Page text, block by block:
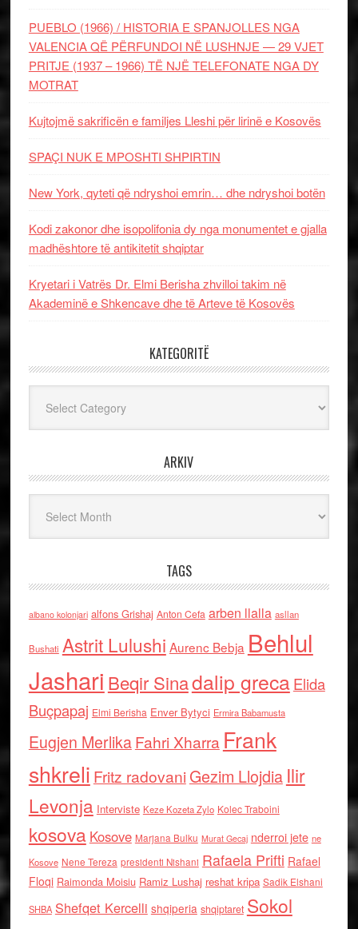
PUEBLO (1966) / HISTORIA E SPANJOLLES NGA
VALENCIA QË PËRFUNDOI NË LUSHNJE — 29 VJET
PRITJE (1937 – 1966) TË NJË TELEFONATE NGA DY
MOTRAT
Kujtojmë sakrificën e familjes Lleshi për lirinë e Kosovës
SPAÇI NUK E MPOSHTI SHPIRTIN
New York, qyteti që ndryshoi emrin… dhe ndryshoi botën
Kodi zakonor dhe isopolifonia dy nga monumentet e gjalla
madhështore të antikitetit shqiptar
Kryetari i Vatrës Dr. Elmi Berisha zhvilloi takim në
Akademinë e Shkencave dhe të Arteve të Kosovës
KATEGORITË
ARKIV
TAGS
albano kolonjari alfons Grishaj Anton Cefa arben llalla asllan
Bushati Astrit Lulushi Aurenc Bebja Behlul
Jashari Beqir Sinadalip grecaElida
Buçpapaj Elmi Berisha Enver Bytyci Ermira Babamusta
Eugjen MerlikaFahri Xharra Frank
shkreli Fritz radovaniGezim Llojdia Ilir
Levonja Interviste Keze Kozeta Zylo Kolec Traboini
kosova Kosove Marjana Bulku Murat Gecaj nderroi jete ne
Kosove Nene Tereza presidenti Nishani Rafaela Prifti Rafael
Floqi Raimonda Moisiu Ramiz Lushaj reshat kripa Sadik Elshani
SHBA Shefqet Kercelli shqiperia shqiptaret Sokol